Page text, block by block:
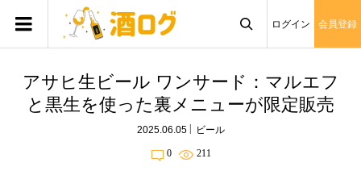
ログイン 会員登録
アサヒ生ビール ワンサード：マルエフ
と黒生を使った裏メニューが限定販売
2025.06.05 ビール
0 211